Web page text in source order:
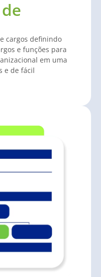
cargos definindo
e funções para
em uma
e de fácil